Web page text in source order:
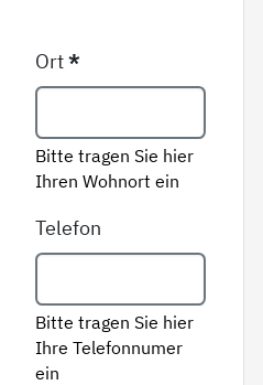
Ort*
Bitte tragen Sie hier
Ihren Wohnort ein
Telefon
Bitte tragen Sie hier
Ihre Telefonnumer
ein